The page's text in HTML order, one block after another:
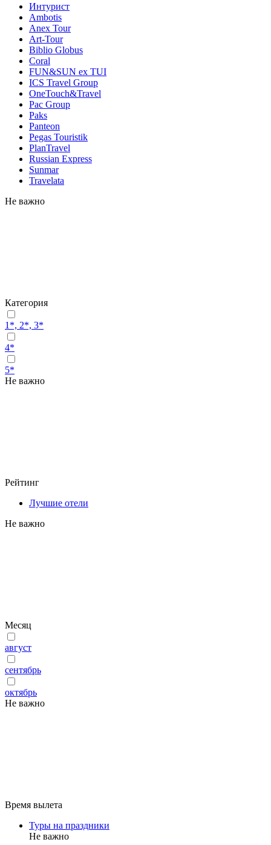
Интурист
Ambotis
Anex Tour
Art-Tour
Biblio Globus
Coral
FUN&SUN ex TUI
ICS Travel Group
OneTouch&Travel
Pac Group
Paks
Panteon
Pegas Touristik
PlanTravel
Russian Express
Sunmar
Travelata
Не важно
Категория
1*, 2*, 3*
4*
5*
Не важно
Рейтинг
Лучшие отели
Не важно
Месяц
август
сентябрь
октябрь
Не важно
Время вылета
Туры на праздники
Не важно